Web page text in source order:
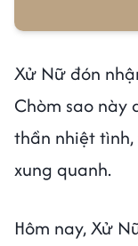
Xử Nữ đón
Chòm sao này
thần nhiệt
xung quanh.
Hôm nay, Xử